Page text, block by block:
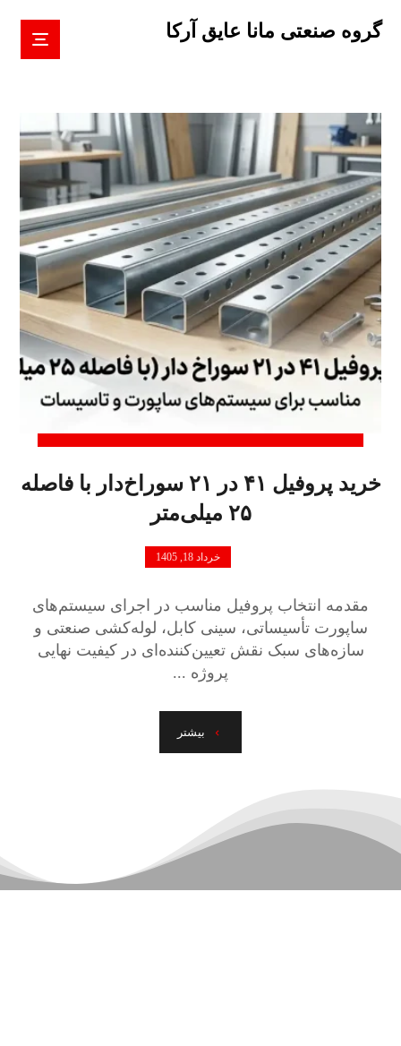
گروه صنعتی مانا عایق آرکا
خرید پروفیل ۴۱ در ۲۱ سوراخ‌دار با فاصله
۲۵ میلی‌متر
خرداد 18, 1405
مقدمه انتخاب پروفیل مناسب در اجرای سیستم‌های
ساپورت تأسیساتی، سینی کابل، لوله‌کشی صنعتی و
سازه‌های سبک نقش تعیین‌کننده‌ای در کیفیت نهایی
پروژه ...
بیشتر